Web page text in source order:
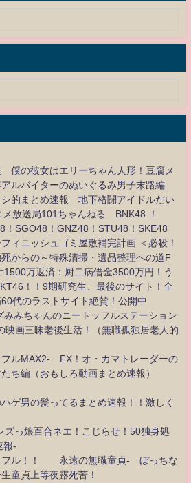
僕の彼女はエリーちゃん人形！豆腐メ
ルバイターのぬいぐるみ男子末路編
的まとめ速報 地下格闘アイドルだい
放送局101ちゃんねる BNK48 ！
！SGO48！GNZ48！STU48！SKE48
ィニッシュゴミ屋敷補完計画 ＜必殺！
からの～特殊清掃・遺品整理への道F
1500万返済：厨二病借金3500万円！う
！！9期研究生、最後のサイト！全
代のラストサイト絶賛！公開中
みみちゃんのニートッフルステーション
映画三昧老後生活！（無職孤独居老人的
フルMAX2- FX！オ・カマトレーダーの
ち編（おもしろ動画まとめ速報）
ゲ男の髪ってるまとめ速報！！激しく
ズっ娘百合ネエ！こじらせ！50独身処
報-
フル！！ 永遠の無職童貞- ぼっちな
童貞上等夜露死苦！